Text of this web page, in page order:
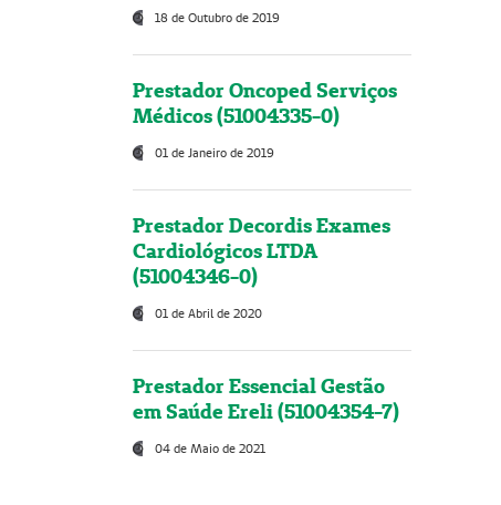
18 de Outubro de 2019
Prestador Oncoped Serviços
Médicos (51004335-0)
01 de Janeiro de 2019
Prestador Decordis Exames
Cardiológicos LTDA
(51004346-0)
01 de Abril de 2020
Prestador Essencial Gestão
em Saúde Ereli (51004354-7)
04 de Maio de 2021